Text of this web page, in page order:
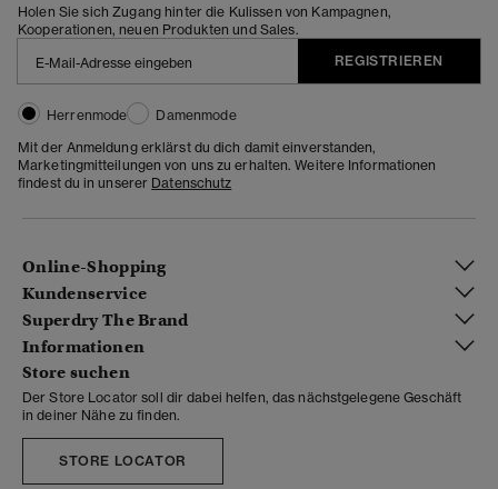
Holen Sie sich Zugang hinter die Kulissen von Kampagnen,
Kooperationen, neuen Produkten und Sales.
REGISTRIEREN
Herrenmode
Damenmode
Mit der Anmeldung erklärst du dich damit einverstanden,
Marketingmitteilungen von uns zu erhalten. Weitere Informationen
findest du in unserer Datenschutz
Online-Shopping
Kundenservice
Superdry The Brand
Informationen
Store suchen
Der Store Locator soll dir dabei helfen, das nächstgelegene Geschäft
in deiner Nähe zu finden.
STORE LOCATOR